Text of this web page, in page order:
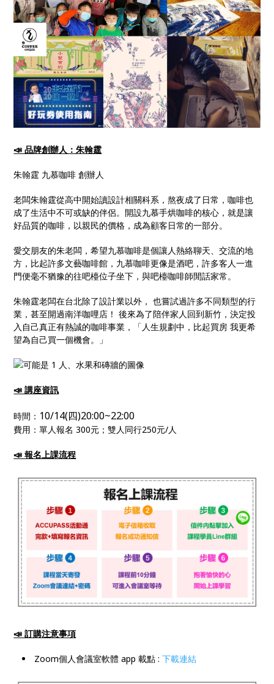
📣 品牌創辦人：朱翰霆
朱翰霆 九慕咖啡 創辦人
老闆朱翰霆從高中開始讀設計相關科系，熬夜成了日常，咖啡也
成了生活中不可或缺的伴侶。開設九慕手烘咖啡的核心，就是讓
好品質的咖啡，以親民的價格，成為顧客日常的一部分。
愛交朋友的朱老闆，希望九慕咖啡是個讓人熱絡聊天、交流的地
方，比起許多文藝咖啡館，九慕咖啡更像是酒吧，許多客人一進
門便毫不猶豫的往吧檯位子坐下，與吧檯咖啡師閒話家常。
朱翰霆老闆在台北除了設計業以外， 也嘗試過許多不同類型的行
業，甚至開過南洋咖哩店！ 後來為了陪伴家人回到新竹，決定投
入自己真正有熱誠的咖啡事業，「人生規劃中，比起買房 我更希
望為自己買一個機會。」
📣 講座資訊
時間： 10/14(四)20:00~22:00
費用：單人報名 300元；雙人同行250元/人
📣 報名上課流程
📣 訂購注意事項
Zoom個人會議室軟體 app 載點 :下載連結